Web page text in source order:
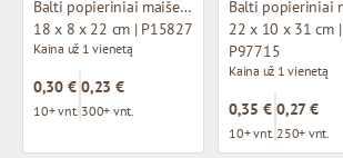
Balti popieriniai maišeliai su susuktomis rankenomis
18 x 8 x 22 cm | P15827
Kaina už 1 vienetą
0,30 €
10+ vnt.
0,23 €
300+ vnt.
22 x 10 x 31 cm |
P97715
Kaina už 1 vienetą
0,35 €
10+ vnt.
0,27 €
250+ vnt.